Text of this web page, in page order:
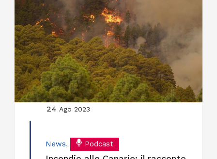
24 Ago 2023
News, Podcast